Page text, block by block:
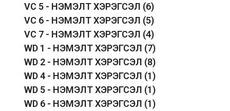
VC 5 - НЭМЭЛТ ХЭРЭГСЭЛ (6)
VC 6 - НЭМЭЛТ ХЭРЭГСЭЛ (5)
VC 7 - НЭМЭЛТ ХЭРЭГСЭЛ (4)
WD 1 - НЭМЭЛТ ХЭРЭГСЭЛ (7)
WD 2 - НЭМЭЛТ ХЭРЭГСЭЛ (8)
WD 4 - НЭМЭЛТ ХЭРЭГСЭЛ (1)
WD 5 - НЭМЭЛТ ХЭРЭГСЭЛ (1)
WD 6 - НЭМЭЛТ ХЭРЭГСЭЛ (1)